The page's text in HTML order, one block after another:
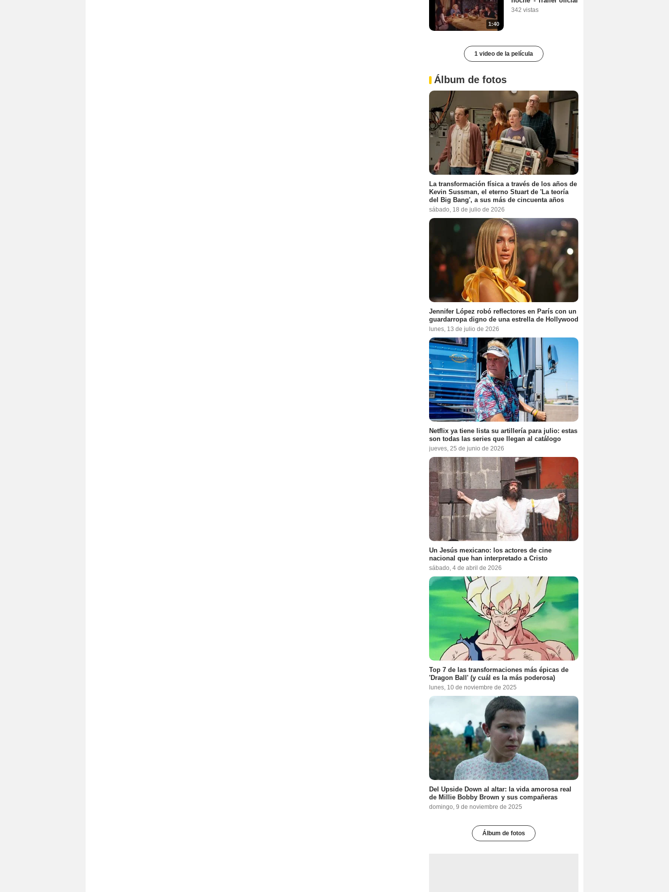
1:40
342 vistas
1 video de la película
Álbum de fotos
La transformación física a través de los años de
Kevin Sussman, el eterno Stuart de 'La teoría
del Big Bang', a sus más de cincuenta años
sábado, 18 de julio de 2026
Jennifer López robó reflectores en París con un
guardarropa digno de una estrella de Hollywood
lunes, 13 de julio de 2026
Netflix ya tiene lista su artillería para julio: estas
son todas las series que llegan al catálogo
jueves, 25 de junio de 2026
Un Jesús mexicano: los actores de cine
nacional que han interpretado a Cristo
sábado, 4 de abril de 2026
Top 7 de las transformaciones más épicas de
'Dragon Ball' (y cuál es la más poderosa)
lunes, 10 de noviembre de 2025
Del Upside Down al altar: la vida amorosa real
de Millie Bobby Brown y sus compañeras
domingo, 9 de noviembre de 2025
Álbum de fotos